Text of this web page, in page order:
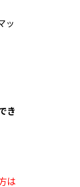
ッ
き
は